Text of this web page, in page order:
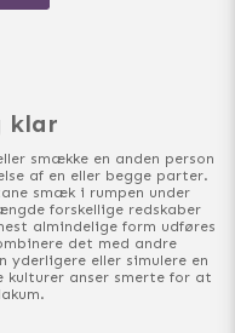
klar
smække en anden person
af en eller begge parter.
smæk i rumpen under
forskellige redskaber
almindelige form udføres
det med andre
yderligere eller simulere en
kulturer anser smerte for at